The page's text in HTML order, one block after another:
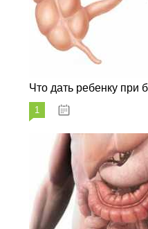
Что дать ребенку при
1